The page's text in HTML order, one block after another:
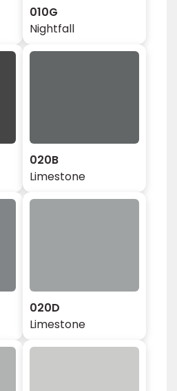
010G
Nightfall
020B
Limestone
020D
Limestone